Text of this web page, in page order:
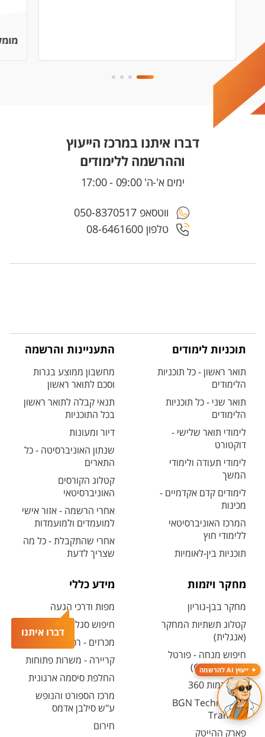
דברו איתנו
ייעוץ AI להרשמה
דברו איתנו במרכז הייעוץ
וההרשמה ללימודים
ימים א'-ה' 09:00 - 17:00
טלפון 08-6461600
ווטסאפ 050-8370517
תוכניות לימודים
תואר ראשון - כל תוכניות
הלימודים
תואר שני - כל תוכניות
הלימודים
לימודי תואר שלישי -
דוקטורט
לימודי תעודה ולימודי
המשך
לימודים קדם אקדמיים -
מכינות
המרכז האוניברסיטאי
ללימודי חוץ
תוכניות בין-לאומיות
התעניינות והרשמה
מחשבון ממוצע בגרות
וסכם לתואר ראשון
תנאי קבלה לתואר ראשון
בכל התוכניות
דיור ומעונות
שנתון האוניברסיטה - כל
התארים
קטלוג הקורסים
האוניברסיטאי
אחרי הרשמה - אזור אישי
למועמדים ולמועמדות
אחרי שהתקבלת - כל מה
שצריך לדעת
מחקר ויזמות
מחקר בבן-גוריון
קטלוג תשתיות המחקר
(אנגלית)
חיפוש מנחה - פורטל
המחקר (CRIS)
מרכז יזמות 360
BGN Technology
Transfer
פארק ההייטק
מידע כללי
מפות ודרכי הגעה
חיפוש סגל ופרטי קשר
מכרזים - רכש ובינוי
קריירה - משרות פתוחות
החלפת סיסמה ארגונית
מרכז הספורט והנופש
ע"ש סילבן אדמס
חירום